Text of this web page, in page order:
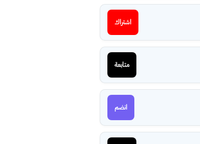
اشتراك
متابعة
انضم